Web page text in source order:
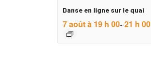
Danse en ligne sur le quai
7 août à 19 h 00- 21 h 00